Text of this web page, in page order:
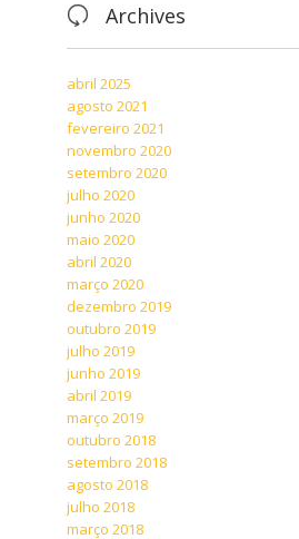
 Archives
abril 2025
agosto 2021
fevereiro 2021
novembro 2020
setembro 2020
julho 2020
junho 2020
maio 2020
abril 2020
março 2020
dezembro 2019
outubro 2019
julho 2019
junho 2019
abril 2019
março 2019
outubro 2018
setembro 2018
agosto 2018
julho 2018
março 2018